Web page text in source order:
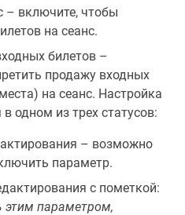
– включите, чтобы
на сеанс.
билетов –
продажу входных
на сеанс. Настройка
одном из трех статусов:
– возможно
параметр.
с пометкой:
этим параметром,